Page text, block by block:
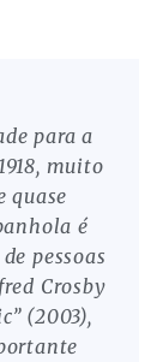
para a
muito
quase
é
pessoas
Crosby
(2003),